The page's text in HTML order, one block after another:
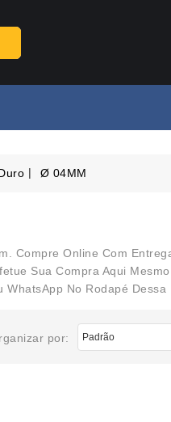
Ø 04MM
Compre Online Com
Sua Compra Aqui
No Rodapé Dessa
por: